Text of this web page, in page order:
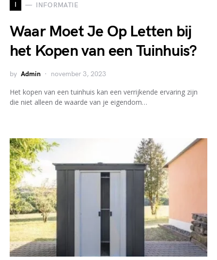
I INFORMATIE
Waar Moet Je Op Letten bij
het Kopen van een Tuinhuis?
by Admin november 3, 2023
Het kopen van een tuinhuis kan een verrijkende ervaring zijn
die niet alleen de waarde van je eigendom…